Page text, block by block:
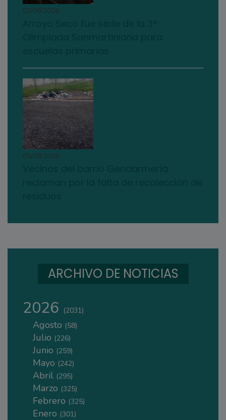
07/08/2026
05/08/2026
ARCHIVO DE NOTICIAS
2026 (2031)
Agosto (58)
Julio (226)
Junio (259)
Mayo (242)
Abril (295)
Marzo (325)
Febrero (325)
Enero (301)